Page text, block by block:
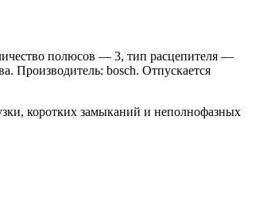
полюсов — 3, тип расцепителя —
Производитель: bosch. Отпускается
коротких замыканий и неполнофазных